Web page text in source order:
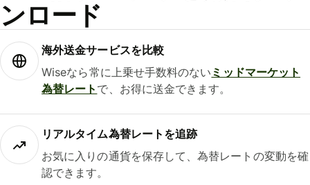
ンロード
海外送金サービスを比較
Wiseなら常に上乗せ手数料のない ミッドマーケット
為替レート で、お得に送金できます。
リアルタイム為替レートを追跡
お気に入りの通貨を保存して、為替レートの変動を確
認できます。